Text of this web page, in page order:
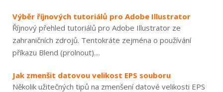
Výběr říjnových tutoriálů pro Adobe Illustrator
Říjnový přehled tutoriálů pro Adobe Illustrator ze
zahraničních zdrojů. Tentokráte zejména o používání
příkazu Blend (prolnout)....
Jak zmenšit datovou velikost EPS souboru
Několik užitečných tipů na zmenšení datové velikosti EPS